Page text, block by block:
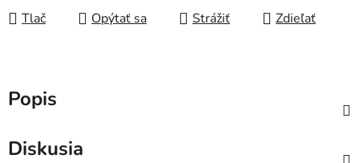
Tlač Opýtať sa Strážiť Zdieľať
Popis
Diskusia